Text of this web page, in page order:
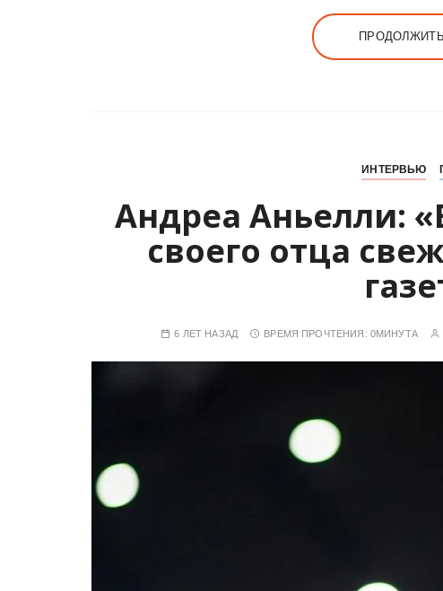
ИНТЕРВЬЮ
Андреа Аньелли:
своего отца
6 ЛЕТ НАЗАД ВРЕМЯ ПРОЧТЕНИЯ: 0МИНУТА